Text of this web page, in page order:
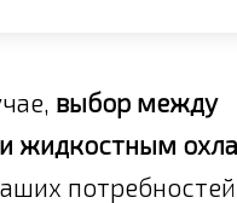
выбор между
жидкостным